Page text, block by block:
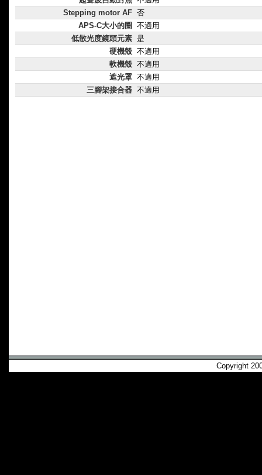
Stepping motor AF 否
APS-C大小的圈
不適用
低散光度鏡頭元素 是
硬機殼 不適用
軟機殼 不適用
遮光罩 不適用
三腳架接合器 不適用
Copyright